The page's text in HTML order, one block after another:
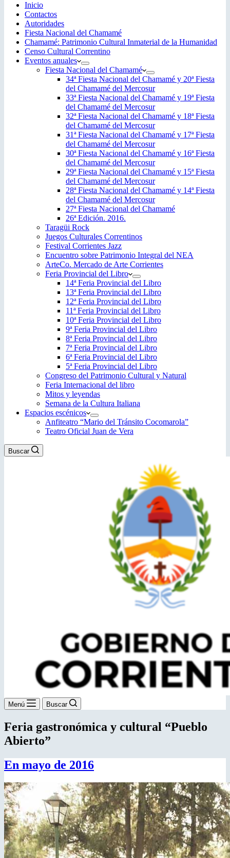
Inicio
Contactos
Autoridades
Fiesta Nacional del Chamamé
Chamamé: Patrimonio Cultural Inmaterial de la Humanidad
Censo Cultural Correntino
Eventos anuales
Fiesta Nacional del Chamamé
34ª Fiesta Nacional del Chamamé y 20ª Fiesta
del Chamamé del Mercosur
33ª Fiesta Nacional del Chamamé y 19ª Fiesta
del Chamamé del Mercosur
32ª Fiesta Nacional del Chamamé y 18ª Fiesta
del Chamamé del Mercosur
31ª Fiesta Nacional del Chamamé y 17ª Fiesta
del Chamamé del Mercosur
30ª Fiesta Nacional del Chamamé y 16ª Fiesta
del Chamamé del Mercosur
29ª Fiesta Nacional del Chamamé y 15ª Fiesta
del Chamamé del Mercosur
28ª Fiesta Nacional del Chamamé y 14ª Fiesta
del Chamamé del Mercosur
27ª Fiesta Nacional del Chamamé
26ª Edición. 2016.
Taragüi Rock
Juegos Culturales Correntinos
Festival Corrientes Jazz
Encuentro sobre Patrimonio Integral del NEA
ArteCo. Mercado de Arte Corrientes
Feria Provincial del Libro
14ª Feria Provincial del Libro
13ª Feria Provincial del Libro
12ª Feria Provincial del Libro
11ª Feria Provincial del Libro
10ª Feria Provincial del Libro
9ª Feria Provincial del Libro
8ª Feria Provincial del Libro
7ª Feria Provincial del Libro
6ª Feria Provincial del Libro
5ª Feria Provincial del Libro
Congreso del Patrimonio Cultural y Natural
Feria Internacional del libro
Mitos y leyendas
Semana de la Cultura Italiana
Espacios escénicos
Anfiteatro “Mario del Tránsito Cocomarola”
Teatro Oficial Juan de Vera
Buscar
Menú Buscar
Feria gastronómica y cultural “Pueblo
Abierto”
En mayo de 2016